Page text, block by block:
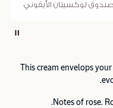
لوكسيتان الأيقوني
This cream envelops
Notes of rose.